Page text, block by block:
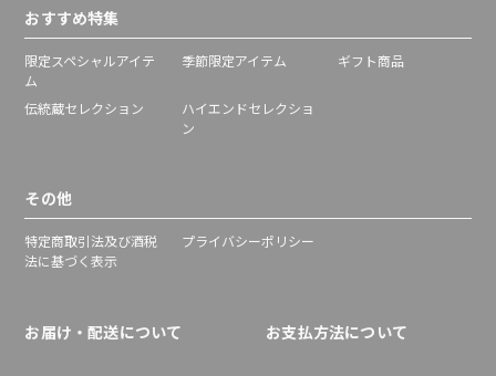
おすすめ特集
限定スペシャルアイテ
ム
季節限定アイテム ギフト商品
伝統蔵セレクション
ハイエンドセレクショ
ン
その他
特定商取引法及び酒税
法に基づく表示
プライバシーポリシー
お届け・配送について お支払方法について